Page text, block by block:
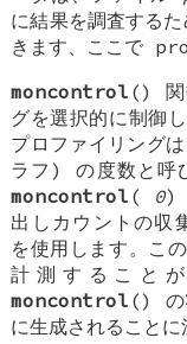
に結果を調査する
きます、ここで
moncontrol () 関
グを選択的に制御
プロファイリング
ラフ) の度数と呼
moncontrol ( 0)
出しカウントの
を使用します。こ
計測すること
moncontrol () の
に生成されることに